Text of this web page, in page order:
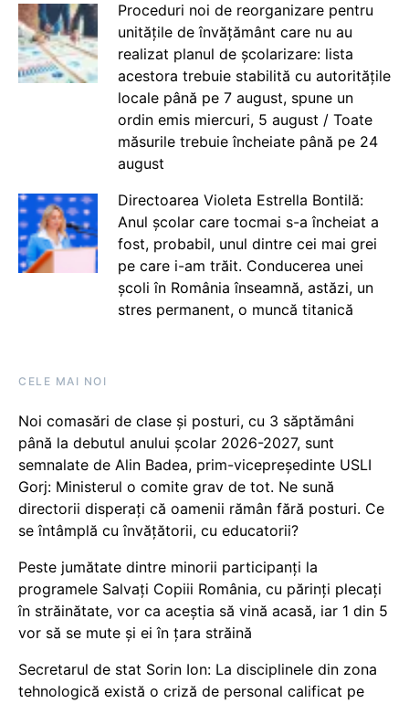
Proceduri noi de reorganizare pentru
unitățile de învățământ care nu au
realizat planul de școlarizare: lista
acestora trebuie stabilită cu autoritățile
locale până pe 7 august, spune un
ordin emis miercuri, 5 august / Toate
măsurile trebuie încheiate până pe 24
august
Directoarea Violeta Estrella Bontilă:
Anul școlar care tocmai s-a încheiat a
fost, probabil, unul dintre cei mai grei
pe care i-am trăit. Conducerea unei
școli în România înseamnă, astăzi, un
stres permanent, o muncă titanică
CELE MAI NOI
Noi comasări de clase și posturi, cu 3 săptămâni
până la debutul anului școlar 2026-2027, sunt
semnalate de Alin Badea, prim-vicepreședinte USLI
Gorj: Ministerul o comite grav de tot. Ne sună
directorii disperați că oamenii rămân fără posturi. Ce
se întâmplă cu învățătorii, cu educatorii?
Peste jumătate dintre minorii participanți la
programele Salvați Copiii România, cu părinți plecați
în străinătate, vor ca aceștia să vină acasă, iar 1 din 5
vor să se mute și ei în țara străină
Secretarul de stat Sorin Ion: La disciplinele din zona
tehnologică există o criză de personal calificat pe